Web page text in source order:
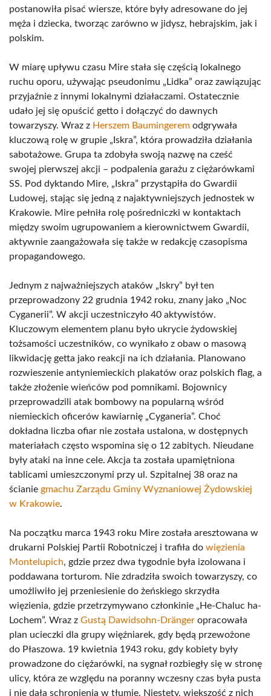
postanowiła pisać wiersze, które były adresowane do jej
męża i dziecka, tworząc zarówno w jidysz, hebrajskim, jak i
polskim.
W miarę upływu czasu Mire stała się częścią lokalnego
ruchu oporu, używając pseudonimu „Lidka” oraz zawiązując
przyjaźnie z innymi lokalnymi działaczami. Ostatecznie
udało jej się opuścić getto i dołączyć do dawnych
towarzyszy. Wraz z Herszem Baumingerem odgrywała
kluczową rolę w grupie „Iskra”, która prowadziła działania
sabotażowe. Grupa ta zdobyła swoją nazwę na cześć
swojej pierwszej akcji – podpalenia garażu z ciężarówkami
SS. Pod dyktando Mire, „Iskra” przystąpiła do Gwardii
Ludowej, stając się jedną z najaktywniejszych jednostek w
Krakowie. Mire pełniła rolę pośredniczki w kontaktach
między swoim ugrupowaniem a kierownictwem Gwardii,
aktywnie zaangażowała się także w redakcję czasopisma
propagandowego.
Jednym z najważniejszych ataków „Iskry” był ten
przeprowadzony 22 grudnia 1942 roku, znany jako „Noc
Cyganerii”. W akcji uczestniczyło 40 aktywistów.
Kluczowym elementem planu było ukrycie żydowskiej
tożsamości uczestników, co wynikało z obaw o masową
likwidację getta jako reakcji na ich działania. Planowano
rozwieszenie antyniemieckich plakatów oraz polskich flag, a
także złożenie wieńców pod pomnikami. Bojownicy
przeprowadzili atak bombowy na popularną wśród
niemieckich oficerów kawiarnię „Cyganeria”. Choć
dokładna liczba ofiar nie została ustalona, w dostępnych
materiałach często wspomina się o 12 zabitych. Nieudane
były ataki na inne cele. Akcja ta została upamiętniona
tablicami umieszczonymi przy ul. Szpitalnej 38 oraz na
ścianie gmachu Zarządu Gminy Wyznaniowej Żydowskiej
w Krakowie.
Na początku marca 1943 roku Mire została aresztowana w
drukarni Polskiej Partii Robotniczej i trafiła do więzienia
Montelupich, gdzie przez dwa tygodnie była izolowana i
poddawana torturom. Nie zdradziła swoich towarzyszy, co
umożliwiło jej przeniesienie do żeńskiego skrzydła
więzienia, gdzie przetrzymywano członkinie „He-Chaluc ha-
Lochem”. Wraz z Gustą Dawidsohn-Dränger opracowała
plan ucieczki dla grupy więźniarek, gdy będą przewożone
do Płaszowa. 19 kwietnia 1943 roku, gdy kobiety były
prowadzone do ciężarówki, na sygnał rozbiegły się w stronę
ulicy, która ze względu na poranny wczesny czas była pusta
i nie dała schronienia w tłumie. Niestety, większość z nich